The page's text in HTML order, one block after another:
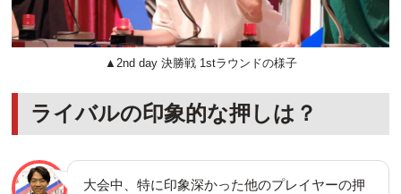
▲2nd day 決勝戦 1stラウンドの様子
ライバルの印象的な押しは？
大会中、特に印象深かった他のプレイヤーの押